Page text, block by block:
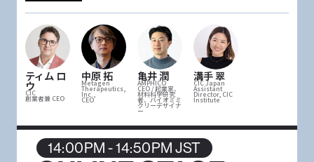
ティム ロ
ウ
CIC
創業者兼 CEO
中原 拓
Metagen
Therapeutics,
Inc.,
CEO
亀井 潤
AMPHICO
CEO / 起業家、
材料科学研究
者、バイオミミ
クリーデザイナ
ー
溝手 翠
CIC Japan
Assistant
Director, CIC
Institute
14:00PM - 14:50PM JST